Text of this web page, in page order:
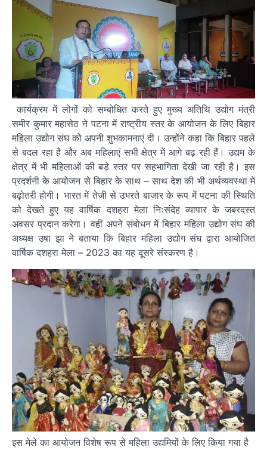
कार्यक्रम में लोगों को सम्बोधित करते हुए मुख्य अतिथि उद्योग मंत्री
समीर कुमार महासेठ ने पटना में राष्ट्रीय स्तर के आयोजन के लिए बिहार
महिला उद्योग संघ को अपनी शुभकामनाएं दी। उन्होंने कहा कि बिहार पहले
से बदल रहा है और अब महिलाएं सभी क्षेत्र में आगे बढ़ रही हैं। उद्यम के
क्षेत्र में भी महिलाओं की बड़े स्तर पर सहभागिता देखी जा रही है। इस
प्रदर्शनी के आयोजन से बिहार के साथ – साथ देश की भी अर्थव्यवस्था में
बढ़ोतरी होगी। भारत में तेजी से उभरते बाजार के रूप में पटना की स्थिति
को देखते हुए यह वार्षिक दशहरा मेला निःसंदेह व्यापार के जबरदस्त
अवसर प्रदान करेगा। वहीं अपने संबोधन में बिहार महिला उद्योग संघ की
अध्यक्ष उषा झा ने बताया कि बिहार महिला उद्योग संघ द्वारा आयोजित
वार्षिक दशहरा मेला – 2023 का यह दूसरे संस्करण है।
इस मेले का आयोजन विशेष रूप से महिला उद्यमियों के लिए किया गया है